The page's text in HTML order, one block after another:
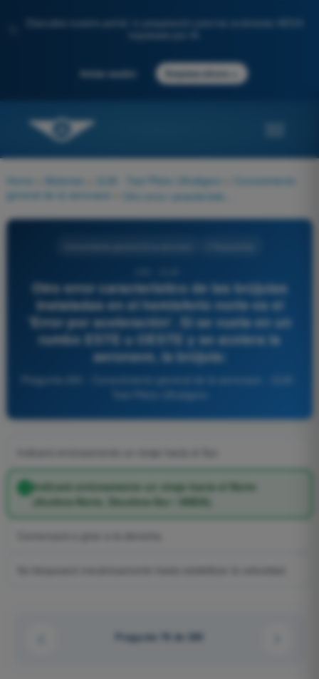
Descubre nuestro portal: tu preparación para los exámenes AESA
Iniciar sesión Empieza ahora
Home Materias ULM - Test Piloto Ultraligero
Conocimiento
general de la aeronave
Otro error característico de las brújulas
instaladas en el hemisferio norte es el
'Error por aceleración'. Si se vuela en un
rumbo ESTE u OESTE y se acelera la
aeronave, la brújula:
Pregunta 250 - Conocimiento general de la aeronave - ULM -
Test Piloto Ultraligero
Indicará erróneamente un viraje hacia el Norte
(Acelera-Norte, Decelera-Sur / ANDA).
Pregunta 78 de 200